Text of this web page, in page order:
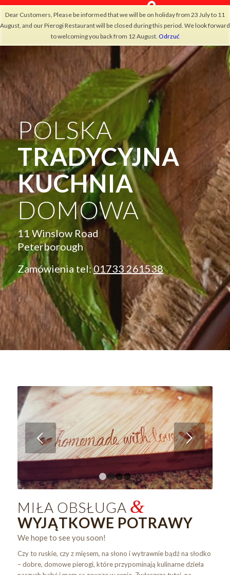
Dear Customers, Please be informed that we will be on holiday from 23 July to 11
August, and our Pierogi Restaurant will be closed during this period. We look forward
to welcoming you back from 12 August. Odrzuć
POLSKA
TRADYCYJNA
KUCHNIA
DOMOWA
11 Winslow Road
Peterborough
Zamówienia tel:01733 261538
Next
1 2 3 4
MIŁA OBSŁUGA &
WYJĄTKOWE POTRAWY
We hope to see you soon!
Czy to ruskie, czy z mięsem, na słono i wytrawnie bądź na słodko
– dobre, domowe pierogi, które przypominają kulinarne dzieła